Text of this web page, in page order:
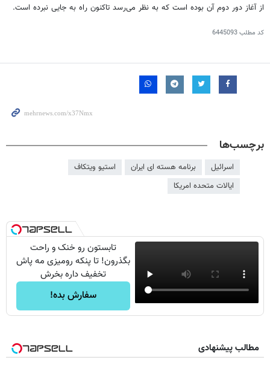
از آغاز دور دوم آن بوده است که به نظر می‌رسد تاکنون راه به جایی نبرده است.
کد مطلب6445093
برچسب‌ها
اسرائیل برنامه هسته ای ایران
استیو ویتکاف
ایالات متحده امریکا
تابستون رو خنک و راحت
بگذرون! تا پنکه رومیزی مه پاش
تخفیف داره بخرش
سفارش بده!
مطالب پیشنهادی